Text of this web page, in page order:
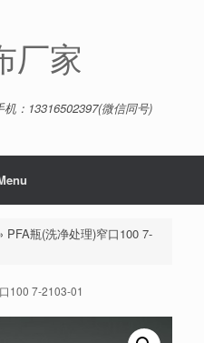
厂家
：13316502397(微信同号)
PFA瓶(洗净处理)窄口100 7-
100 7-2103-01